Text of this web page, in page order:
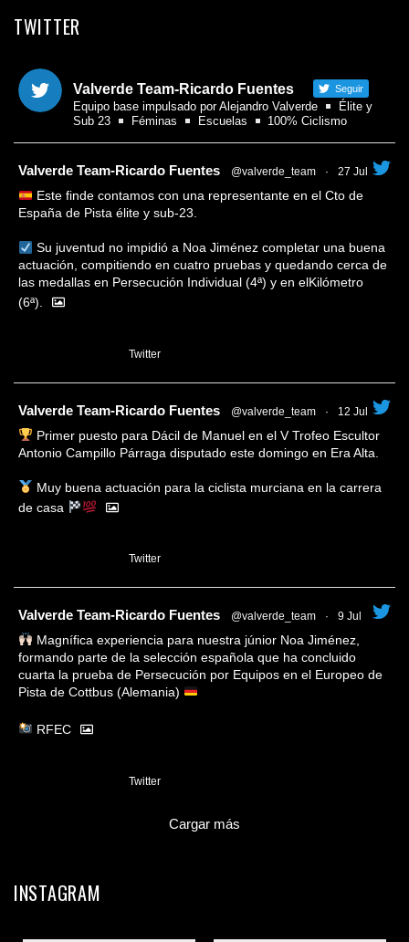
TWITTER
Valverde Team-Ricardo Fuentes Seguir
Equipo base impulsado por Alejandro Valverde
Élite y
Sub 23
Féminas Escuelas 100% Ciclismo
Valverde Team-Ricardo Fuentes @valverde_team · 27 Jul
Este finde contamos con una representante en el Cto de
España de Pista élite y sub-23.
Su juventud no impidió a Noa Jiménez completar una buena
actuación, compitiendo en cuatro pruebas y quedando cerca de
las medallas en Persecución Individual (4ª) y en elKilómetro
(6ª).
Twitter
Valverde Team-Ricardo Fuentes @valverde_team · 12 Jul
Primer puesto para Dácil de Manuel en el V Trofeo Escultor
Antonio Campillo Párraga disputado este domingo en Era Alta.
Muy buena actuación para la ciclista murciana en la carrera
de casa
Twitter
Valverde Team-Ricardo Fuentes @valverde_team · 9 Jul
Magnífica experiencia para nuestra júnior Noa Jiménez,
formando parte de la selección española que ha concluido
cuarta la prueba de Persecución por Equipos en el Europeo de
Pista de Cottbus (Alemania)
RFEC
Twitter
Cargar más
INSTAGRAM